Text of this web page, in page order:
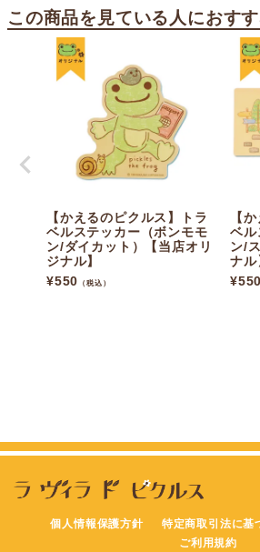
この商品を見ている人におす
【かえるのピクルス】トラ
ベルステッカー（ボンモモ
ン/ダイカット）【当店オリ
ジナル】
¥550 （税込）
【
ベル
ン/
ナル
¥550
個人情報保護方針 特定商取引法に基
ご利用規約